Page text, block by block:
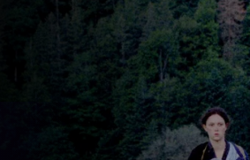
Bezoekersinformatie